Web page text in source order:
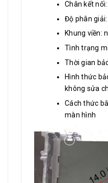
Chân kết
Độ phân
Khung viền:
Tình trạng
Thời gian
Hình thức
không sửa
Cách thức
màn hình